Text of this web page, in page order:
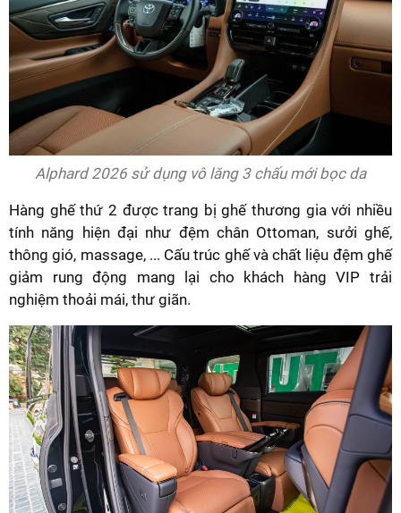
Alphard 2026 sử dụng vô lăng 3 chấu mới bọc da
Hàng ghế thứ 2 được trang bị ghế thương gia với nhiều
tính năng hiện đại như đệm chân Ottoman, sưởi ghế,
thông gió, massage, ... Cấu trúc ghế và chất liệu đệm ghế
giảm rung động mang lại cho khách hàng VIP trải
nghiệm thoải mái, thư giãn.